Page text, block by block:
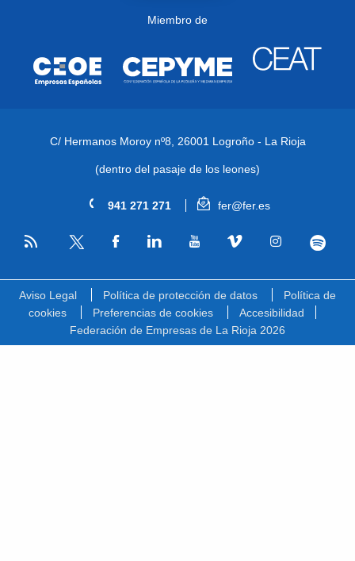
Miembro de
C/ Hermanos Moroy nº8, 26001 Logroño - La Rioja
(dentro del pasaje de los leones)
941 271 271 fer@fer.es
RSS
Aviso Legal Política de protección de datos
Política de
cookies
Preferencias de cookies
Accesibilidad
Federación de Empresas de La Rioja 2026